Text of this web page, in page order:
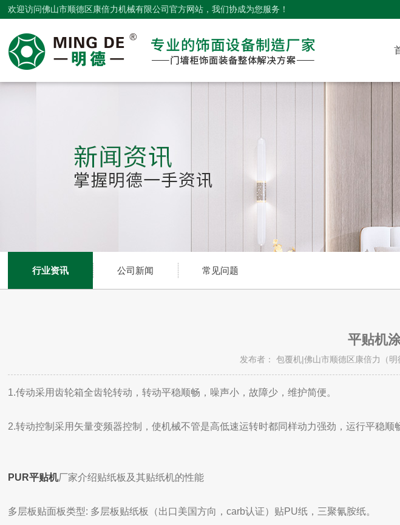
欢迎访问佛山市顺德区康倍力机械有限公司官方网站，我们协成为您服务！
行业资讯 公司新闻 常见问题
平贴机
发布者： 包覆机|佛山市顺德区康倍力（
1.传动采用齿轮箱全齿轮转动，转动平稳顺畅，噪声小，故障少，维护简便。
2.转动控制采用矢量变频器控制，使机械不管是高低速运转时都同样动力强劲，运行平稳顺
PUR平贴机厂家介绍贴纸板及其贴纸机的性能
多层板贴面板类型: 多层板贴纸板（出口美国方向，carb认证）贴PU纸，三聚氰胺纸。